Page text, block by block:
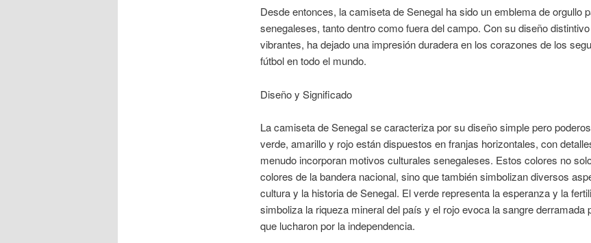
Desde entonces, la camiseta de Senegal ha sido un emblema de orgullo
senegaleses, tanto dentro como fuera del campo. Con su diseño
vibrantes, ha dejado una impresión duradera en los corazones de los
fútbol en todo el mundo.
Diseño y Significado
La camiseta de Senegal se caracteriza por su diseño simple pero
verde, amarillo y rojo están dispuestos en franjas horizontales, con
menudo incorporan motivos culturales senegaleses. Estos colores no
colores de la bandera nacional, sino que también simbolizan diversos
cultura y la historia de Senegal. El verde representa la esperanza y la
simboliza la riqueza mineral del país y el rojo evoca la sangre derramada
que lucharon por la independencia.